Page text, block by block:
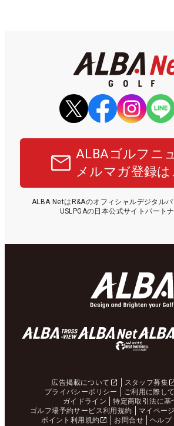
ALBAゴルフニ
メルマガ登録は
ALBA NetはR&Aのオフィシャルデジタル
USLPGAの日本公式サイトパートナ
広告掲載について スタッフ募集
プライバシーポリシー
ご利用に際して
ガイドライン
特定商取引法に基
ゴルフ場予約サービス利用規約
マイペー
ポイント利用規約
お問合せ ヘルプ